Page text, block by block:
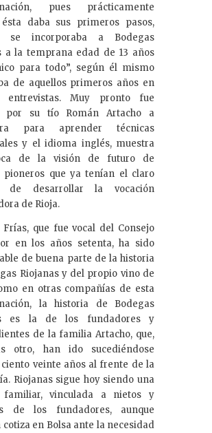
pues prácticamente
daba sus primeros pasos,
se incorporaba a Bodegas
a la temprana edad de 13 años
para todo”, según él mismo
de aquellos primeros años en
entrevistas. Muy pronto fue
por su tío Román Artacho a
para aprender técnicas
y el idioma inglés, muestra
de la visión de futuro de
pioneros que ya tenían el claro
de desarrollar la vocación
de Rioja.
Frías, que fue vocal del Consejo
en los años setenta, ha sido
de buena parte de la historia
Riojanas y del propio vino de
en otras compañías de esta
la historia de Bodegas
es la de los fundadores y
de la familia Artacho, que,
otro, han ido sucediéndose
veinte años al frente de la
Riojanas sigue hoy siendo una
familiar, vinculada a nietos y
de los fundadores, aunque
en Bolsa ante la necesidad